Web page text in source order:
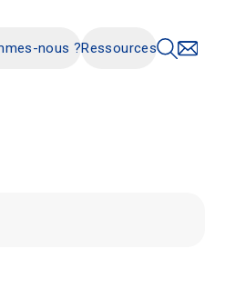
nous ?Ressources